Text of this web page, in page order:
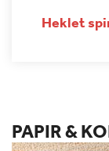
Heklet
PAPIR &